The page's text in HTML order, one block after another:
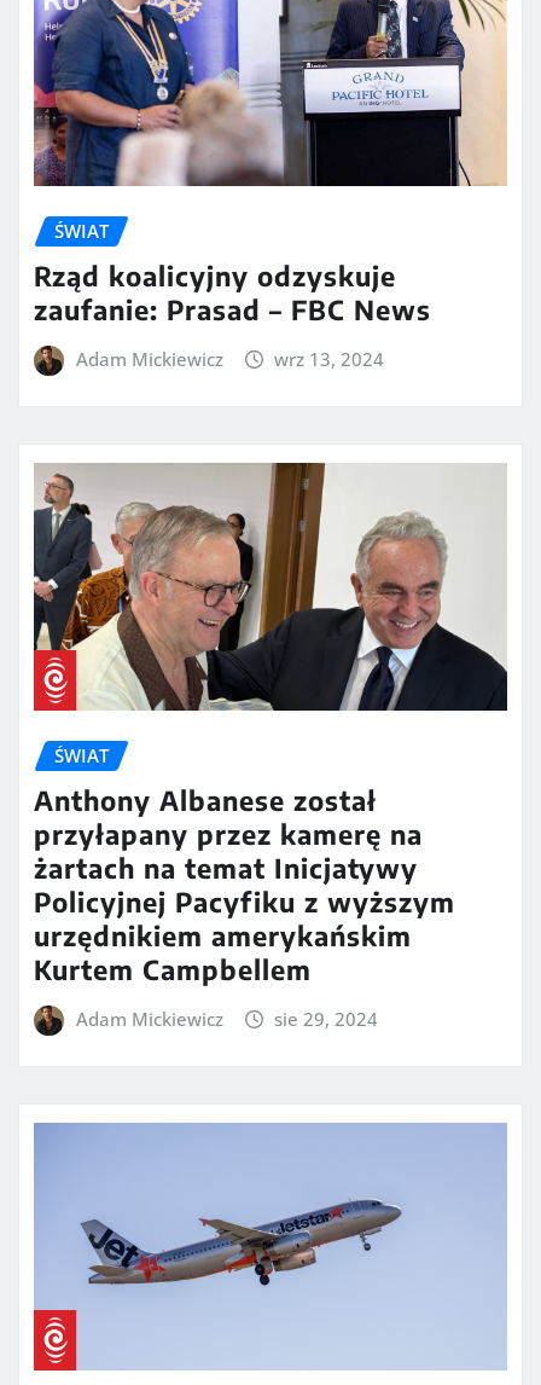
ŚWIAT
Rząd koalicyjny odzyskuje
zaufanie: Prasad – FBC News
Adam Mickiewicz wrz 13, 2024
ŚWIAT
Anthony Albanese został
przyłapany przez kamerę na
żartach na temat Inicjatywy
Policyjnej Pacyfiku z wyższym
urzędnikiem amerykańskim
Kurtem Campbellem
Adam Mickiewicz sie 29, 2024